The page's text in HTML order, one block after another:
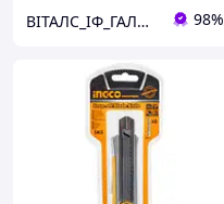
ВІТАЛС_ІФ_ГАЛИЦЬКА 98%